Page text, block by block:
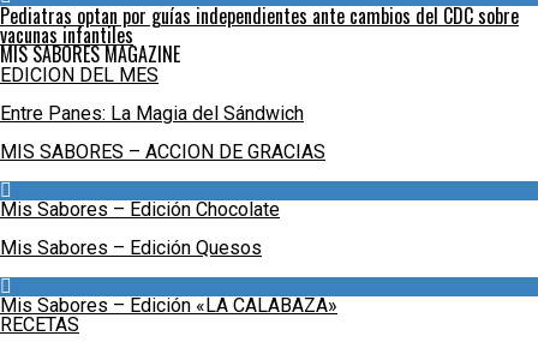
Pediatras optan por guías independientes ante cambios del CDC sobre
vacunas infantiles
MIS SABORES MAGAZINE
EDICION DEL MES
Entre Panes: La Magia del Sándwich
MIS SABORES – ACCION DE GRACIAS
Mis Sabores – Edición Chocolate
Mis Sabores – Edición Quesos
Mis Sabores – Edición «LA CALABAZA»
RECETAS